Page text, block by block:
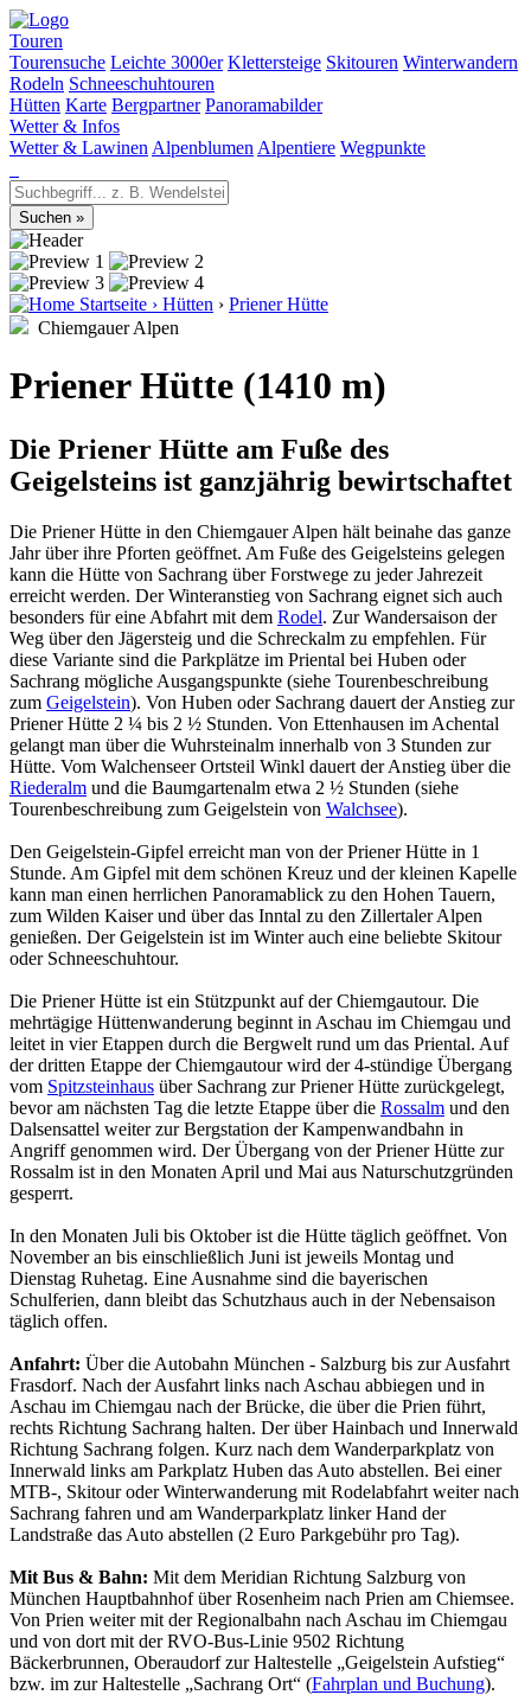
Touren
Tourensuche Leichte 3000er Klettersteige Skitouren Winterwandern
Rodeln Schneeschuhtouren
Hütten Karte Bergpartner Panoramabilder
Wetter & Infos
Wetter & Lawinen Alpenblumen Alpentiere Wegpunkte
Startseite › Hütten › Priener Hütte
Chiemgauer Alpen
Priener Hütte (1410 m)
Die Priener Hütte am Fuße des
Geigelsteins ist ganzjährig bewirtschaftet
Die Priener Hütte in den Chiemgauer Alpen hält beinahe das ganze
Jahr über ihre Pforten geöffnet. Am Fuße des Geigelsteins gelegen
kann die Hütte von Sachrang über Forstwege zu jeder Jahrezeit
erreicht werden. Der Winteranstieg von Sachrang eignet sich auch
besonders für eine Abfahrt mit dem Rodel. Zur Wandersaison der
Weg über den Jägersteig und die Schreckalm zu empfehlen. Für
diese Variante sind die Parkplätze im Priental bei Huben oder
Sachrang mögliche Ausgangspunkte (siehe Tourenbeschreibung
zum Geigelstein). Von Huben oder Sachrang dauert der Anstieg zur
Priener Hütte 2 ¼ bis 2 ½ Stunden. Von Ettenhausen im Achental
gelangt man über die Wuhrsteinalm innerhalb von 3 Stunden zur
Hütte. Vom Walchenseer Ortsteil Winkl dauert der Anstieg über die
Riederalm und die Baumgartenalm etwa 2 ½ Stunden (siehe
Tourenbeschreibung zum Geigelstein von Walchsee).
Den Geigelstein-Gipfel erreicht man von der Priener Hütte in 1
Stunde. Am Gipfel mit dem schönen Kreuz und der kleinen Kapelle
kann man einen herrlichen Panoramablick zu den Hohen Tauern,
zum Wilden Kaiser und über das Inntal zu den Zillertaler Alpen
genießen. Der Geigelstein ist im Winter auch eine beliebte Skitour
oder Schneeschuhtour.
Die Priener Hütte ist ein Stützpunkt auf der Chiemgautour. Die
mehrtägige Hüttenwanderung beginnt in Aschau im Chiemgau und
leitet in vier Etappen durch die Bergwelt rund um das Priental. Auf
der dritten Etappe der Chiemgautour wird der 4-stündige Übergang
vom Spitzsteinhaus über Sachrang zur Priener Hütte zurückgelegt,
bevor am nächsten Tag die letzte Etappe über die Rossalm und den
Dalsensattel weiter zur Bergstation der Kampenwandbahn in
Angriff genommen wird. Der Übergang von der Priener Hütte zur
Rossalm ist in den Monaten April und Mai aus Naturschutzgründen
gesperrt.
In den Monaten Juli bis Oktober ist die Hütte täglich geöffnet. Von
November an bis einschließlich Juni ist jeweils Montag und
Dienstag Ruhetag. Eine Ausnahme sind die bayerischen
Schulferien, dann bleibt das Schutzhaus auch in der Nebensaison
täglich offen.
Anfahrt: Über die Autobahn München - Salzburg bis zur Ausfahrt
Frasdorf. Nach der Ausfahrt links nach Aschau abbiegen und in
Aschau im Chiemgau nach der Brücke, die über die Prien führt,
rechts Richtung Sachrang halten. Der über Hainbach und Innerwald
Richtung Sachrang folgen. Kurz nach dem Wanderparkplatz von
Innerwald links am Parkplatz Huben das Auto abstellen. Bei einer
MTB-, Skitour oder Winterwanderung mit Rodelabfahrt weiter nach
Sachrang fahren und am Wanderparkplatz linker Hand der
Landstraße das Auto abstellen (2 Euro Parkgebühr pro Tag).
Mit Bus & Bahn: Mit dem Meridian Richtung Salzburg von
München Hauptbahnhof über Rosenheim nach Prien am Chiemsee.
Von Prien weiter mit der Regionalbahn nach Aschau im Chiemgau
und von dort mit der RVO-Bus-Linie 9502 Richtung
Bäckerbrunnen, Oberaudorf zur Haltestelle „Geigelstein Aufstieg“
bzw. im zur Haltestelle „Sachrang Ort“ (Fahrplan und Buchung).